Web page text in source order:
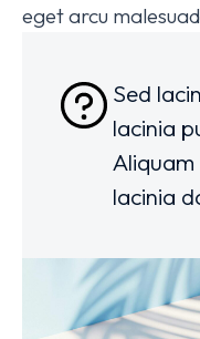
eget arcu
Sed
lacinia
lacinia